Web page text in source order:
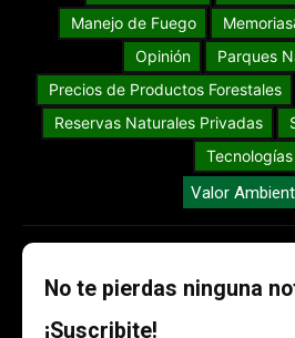
Manejo de Fuego
Opinión
Parques
Precios de Productos Forestales
Reservas Naturales Privadas
Tecnologías
Valor
No te pierdas ninguna
¡Suscribite!